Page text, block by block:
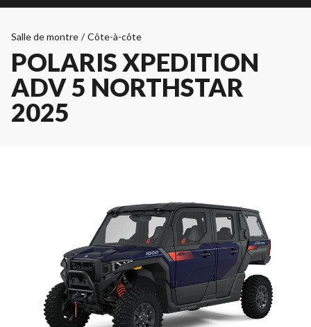
Salle de montre / Côte-à-côte
POLARIS XPEDITION
ADV 5 NORTHSTAR
2025